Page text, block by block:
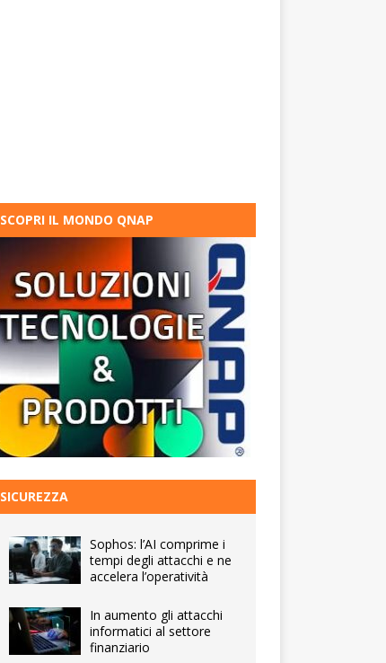
SCOPRI IL MONDO QNAP
SICUREZZA
Sophos: l’AI comprime i
tempi degli attacchi e ne
accelera l’operatività
In aumento gli attacchi
informatici al settore
finanziario